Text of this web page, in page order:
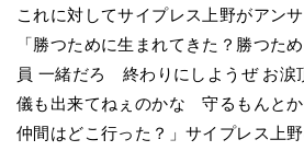
これに対してサイプレス上野がアンサ
「勝つために生まれてきた？勝つた
員 一緒だろ 終わりにしようぜ お
儀も出来てねぇのかな 守るもんと
仲間はどこ行った？」サイプレス上